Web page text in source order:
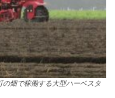
畑で稼働する大型ハーベスタ